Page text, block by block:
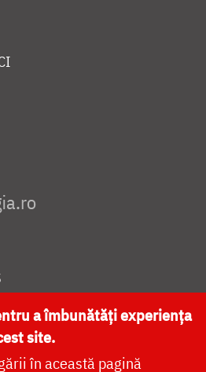
CATEDRALA NAȚIONALĂ
a îmbunătăți experiența
site.
în această pagină